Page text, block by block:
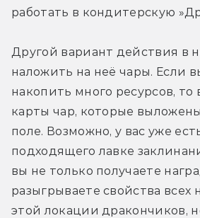
работать в кондитерскую
Другой вариант действия в
наложить на неё чары. Если
накопить много ресурсов, то
карты чар, которые
поле. Возможно, у вас уже
подходящего лавке
вы не только получаете
разыгрываете свойства всех
этой локации дракончиков,